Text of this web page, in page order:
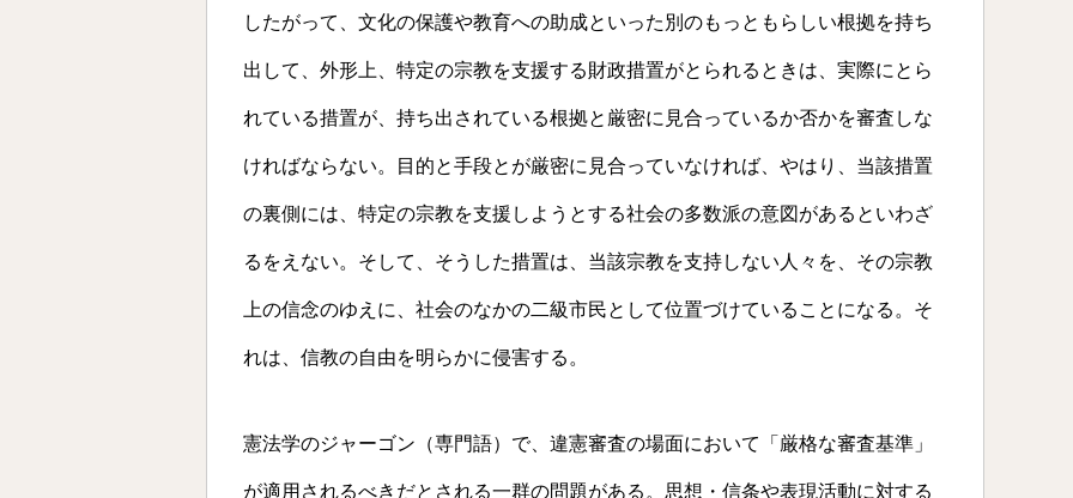
したがって、文化の保護や教育への助成といった別のもっともらしい根拠を持ち
出して、外形上、特定の宗教を支援する財政措置がとられるときは、実際にとら
れている措置が、持ち出されている根拠と厳密に見合っているか否かを審査しな
ければならない。目的と手段とが厳密に見合っていなければ、やはり、当該措置
の裏側には、特定の宗教を支援しようとする社会の多数派の意図があるといわざ
るをえない。そして、そうした措置は、当該宗教を支持しない人々を、その宗教
上の信念のゆえに、社会のなかの二級市民として位置づけていることになる。そ
れは、信教の自由を明らかに侵害する。
憲法学のジャーゴン（専門語）で、違憲審査の場面において「厳格な審査基準」
が適用されるべきだとされる一群の問題がある。思想・信条や表現活動に対する